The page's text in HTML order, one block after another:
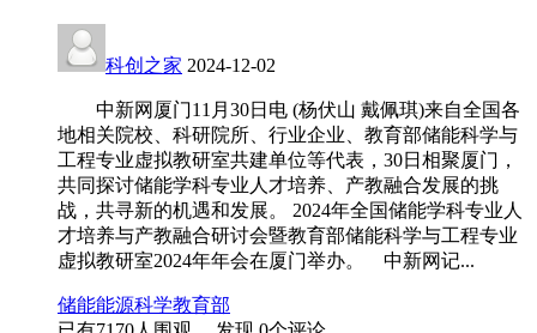
科创之家 2024-12-02
中新网厦门11月30日电 (杨伏山 戴佩琪)来自全国各
地相关院校、科研院所、行业企业、教育部储能科学与
工程专业虚拟教研室共建单位等代表，30日相聚厦门，
共同探讨储能学科专业人才培养、产教融合发展的挑
战，共寻新的机遇和发展。 2024年全国储能学科专业人
才培养与产教融合研讨会暨教育部储能科学与工程专业
虚拟教研室2024年年会在厦门举办。 中新网记...
储能能源科学教育部